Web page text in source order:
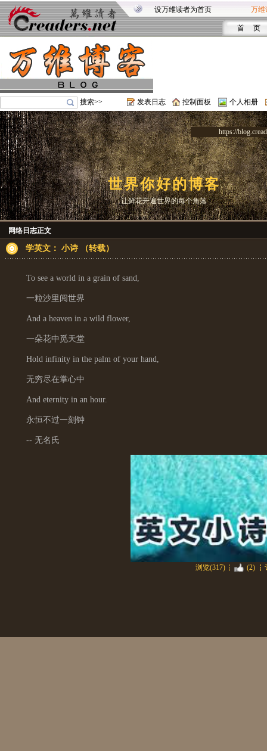
设万维读者为首页 万维
首 页
搜索>> 发表日志 控制面板 个人相册
https://
世界你好的博客
让鲜花开遍世界的每个角落
网络日志正文
学英文： 小诗 （转载）
To see a world in a grain of sand,
一粒沙里阅世界
And a heaven in a wild flower,
一朵花中觅天堂
Hold infinity in the palm of your hand,
无穷尽在掌心中
And eternity in an hour.
永恒不过一刻钟
-- 无名氏
浏览(317) (2)